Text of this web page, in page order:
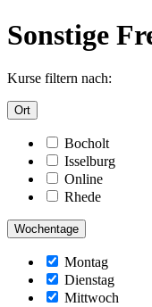
Sonstige
Kurse filtern nach:
Ort
Bocholt
Isselburg
Online
Rhede
Wochentage
Montag
Dienstag
Mittwoch